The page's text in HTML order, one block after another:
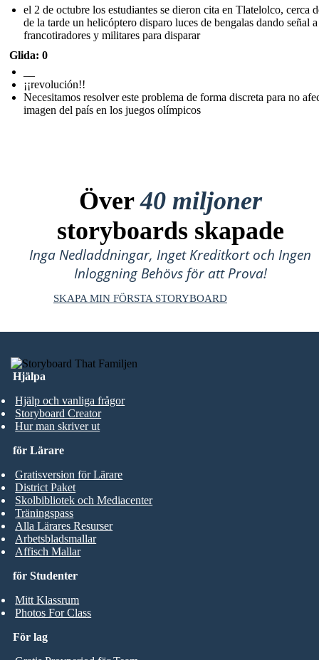
el 2 de octubre los estudiantes se dieron cita en Tlatelolco, cerca
de la tarde un helicóptero disparo luces de bengalas dando señal
francotiradores y militares para disparar
Glida: 0
¡¡revolución!!
Necesitamos resolver este problema de forma discreta para no
imagen del país en los juegos olímpicos
Över40 miljoner
storyboards skapade
Inga Nedladdningar, Inget Kreditkort och Ingen
Inloggning Behövs för att Prova!
SKAPA MIN FÖRSTA STORYBOARD
Hjälpa
Hjälp och vanliga frågor
Storyboard Creator
Hur man skriver ut
för Studenter
Mitt Klassrum
Photos For Class
för Lärare
Gratisversion för Lärare
District Paket
Skolbibliotek och Mediacenter
Träningspass
Alla Lärares Resurser
Arbetsbladsmallar
Affisch Mallar
För lag